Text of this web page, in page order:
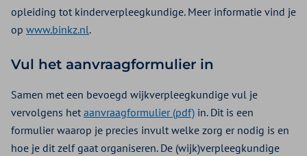
opleiding tot kinderverpleegkundige. Meer informatie vind je
op www.binkz.nl.
Vul het aanvraagformulier in
Samen met een bevoegd wijkverpleegkundige vul je
vervolgens het aanvraagformulier (pdf) in. Dit is een
formulier waarop je precies invult welke zorg er nodig is en
hoe je dit zelf gaat organiseren. De (wijk)verpleegkundige